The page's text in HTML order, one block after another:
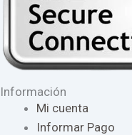
Información
Mi cuenta
Informar Pago